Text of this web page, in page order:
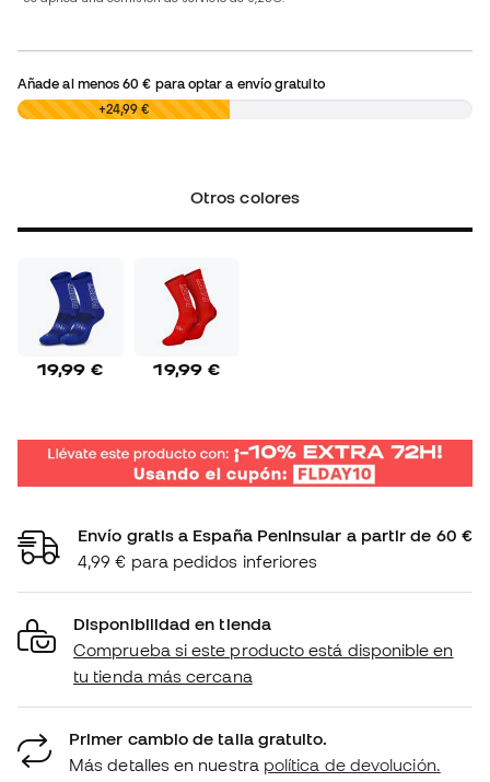
Añade al menos60 € para optar a envío gratuito
0,00 € +24,99 €
Otros colores
19,99 € 19,99 €
Envío gratis a España Peninsular a partir de 60 €
4,99 € para pedidos inferiores
Disponibilidad en tienda
Comprueba si este producto está disponible en
tu tienda más cercana
Primer cambio de talla gratuito.
Más detalles en nuestra política de devolución.